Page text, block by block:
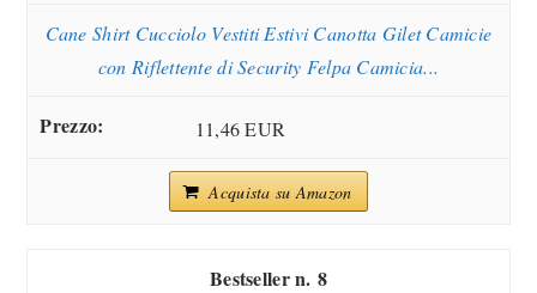
Cane Shirt Cucciolo Vestiti Estivi Canotta Gilet Camicie
con Riflettente di Security Felpa Camicia...
11,46 EUR
Acquista su Amazon
8